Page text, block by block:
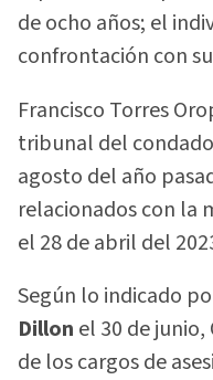
de ocho años; el
confrontación con
Francisco Torres
tribunal del
agosto del año
relacionados con la
el 28 de abril del
Según lo indicado
Dillon el 30 de
de los cargos de